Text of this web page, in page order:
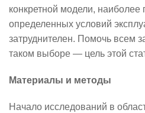
конкретной модели,
определенных условий
затруднителен. Помочь всем
таком выборе — цель этой
Материалы и методы
Начало исследований в